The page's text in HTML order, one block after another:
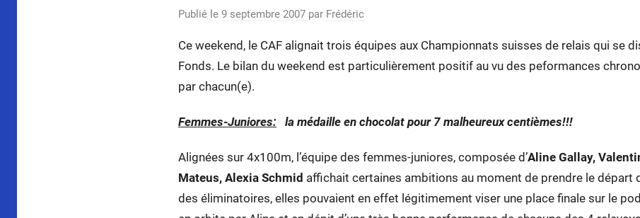
Publié le 9 septembre 2007 par Frédéric
Ce weekend, le CAF alignait trois équipes aux Championnats suisses de relais qui se
Fonds. Le bilan du weekend est particulièrement positif au vu des peformances
par chacun(e).
Femmes-Juniores: la médaille en chocolat pour 7 malheureux centièmes!!!
Alignées sur 4x100m, l’équipe des femmes-juniores, composée d’Aline Gallay,
Mateus, Alexia Schmid affichait certaines ambitions au moment de prendre le départ
des éliminatoires, elles pouvaient en effet légitimement viser une place finale sur le